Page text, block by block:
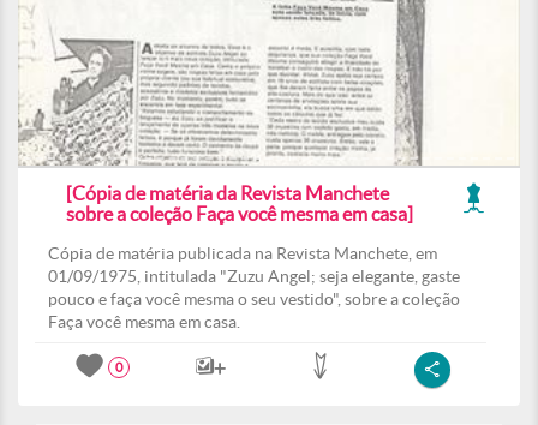
[Cópia de matéria da Revista Manchete
sobre a coleção Faça você mesma em casa]
Cópia de matéria publicada na Revista Manchete, em
01/09/1975, intitulada "Zuzu Angel; seja elegante, gaste
pouco e faça você mesma o seu vestido", sobre a coleção
Faça você mesma em casa.
0